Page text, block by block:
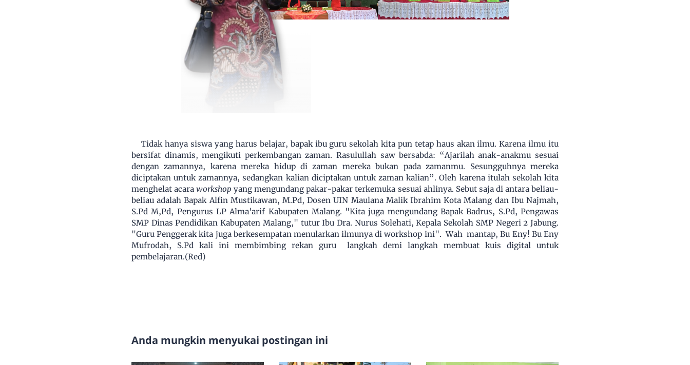
Tidak hanya siswa yang harus belajar, bapak ibu guru sekolah kita pun tetap haus akan ilmu. Karena ilmu itu
bersifat dinamis, mengikuti perkembangan zaman. Rasulullah saw bersabda: “Ajarilah anak-anakmu sesuai
dengan zamannya, karena mereka hidup di zaman mereka bukan pada zamanmu. Sesungguhnya mereka
diciptakan untuk zamannya, sedangkan kalian diciptakan untuk zaman kalian”. Oleh karena itulah sekolah kita
menghelat acaraworkshop yang mengundang pakar-pakar terkemuka sesuai ahlinya. Sebut saja di antara beliau-
beliau adalah Bapak Alfin Mustikawan, M.Pd, Dosen UIN Maulana Malik Ibrahim Kota Malang dan Ibu Najmah,
S.Pd M,Pd, Pengurus LP Alma'arif Kabupaten Malang. "Kita juga mengundang Bapak Badrus, S.Pd, Pengawas
SMP Dinas Pendidikan Kabupaten Malang," tutur Ibu Dra. Nurus Solehati, Kepala Sekolah SMP Negeri 2 Jabung.
"Guru Penggerak kita juga berkesempatan menularkan ilmunya di workshop ini". Wah mantap, Bu Eny! Bu Eny
Mufrodah, S.Pd kali ini membimbing rekan guru langkah demi langkah membuat kuis digital untuk
pembelajaran.(Red)
Anda mungkin menyukai postingan ini